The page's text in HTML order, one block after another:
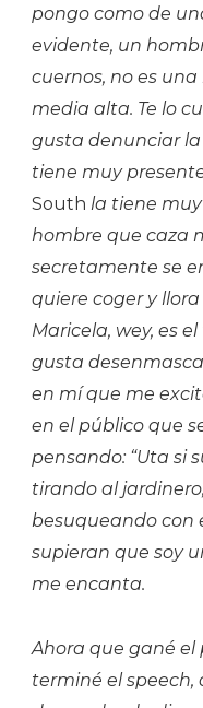
pongo como de
evidente, un
cuernos, no es
media alta. Te lo
gusta denunciar la
tiene muy
South la tiene muy
hombre que caza
secretamente se
quiere coger y
Maricela, wey, es
gusta
en mí que me
en el público que
pensando: “Uta si
tirando al
besuqueando con
supieran que soy
me encanta.
Ahora que gané
terminé el speech,